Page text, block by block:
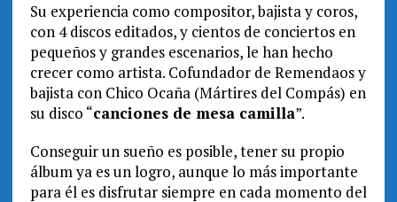
Su experiencia como compositor, bajista y coros,
con 4 discos editados, y cientos de conciertos en
pequeños y grandes escenarios, le han hecho
crecer como artista. Cofundador de Remendaos y
bajista con Chico Ocaña (Mártires del Compás) en
su disco “canciones de mesa camilla”.
Conseguir un sueño es posible, tener su propio
álbum ya es un logro, aunque lo más importante
para él es disfrutar siempre en cada momento del